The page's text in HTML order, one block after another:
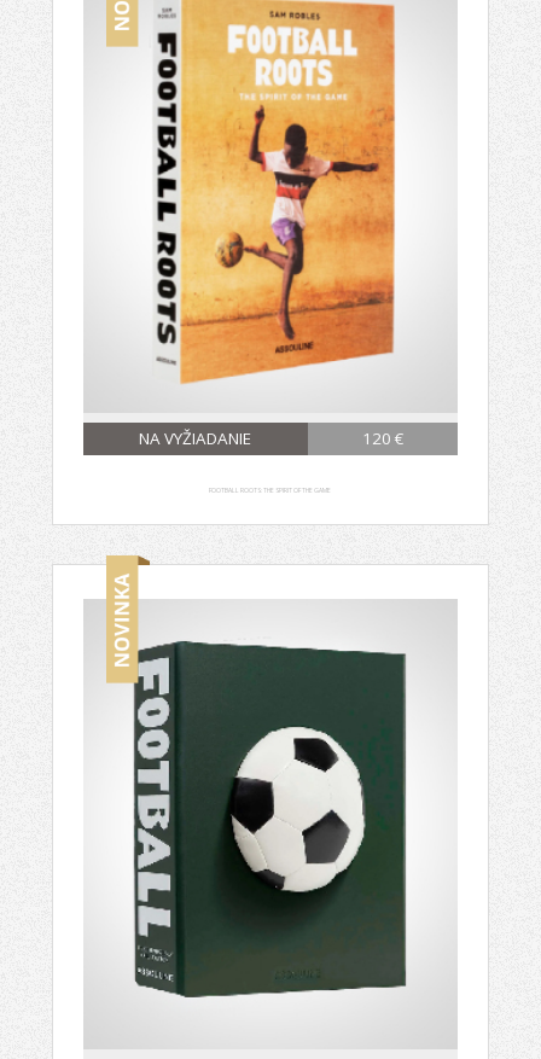
NA VYŽIADANIE 120 €
FOOTBALL ROOTS: THE SPIRIT OF THE GAME